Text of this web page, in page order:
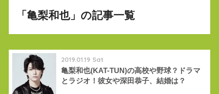
「亀梨和也」の記事一覧
2019.01.19 Sat
亀梨和也(KAT-TUN)の高校や野球？ドラマ
とラジオ！彼女や深田恭子、結婚は？